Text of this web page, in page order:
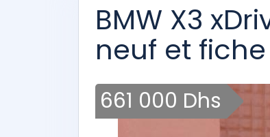
BMW X3
neuf et
661 000 Dhs